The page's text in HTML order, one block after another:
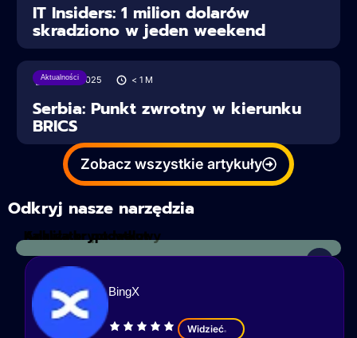
IT Insiders: 1 milion dolarów
skradziono w jeden weekend
Aktualności
28/06/2025 < 1 M
Serbia: Punkt zwrotny w kierunku
BRICS
Zobacz wszystkie artykuły
Odkryj nasze narzędzia
Kalkulator podatkowy
Analiza kryptowalut
BingX
Widzieć